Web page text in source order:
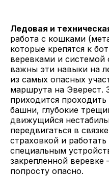
Ледовая и
работа с кошками
которые крепятся к
веревками и системой
важны эти навыки на
из самых опасных
маршрута на Эверест.
приходится проходить
башни, глубокие
движущийся
передвигаться в
страховкой и
специальным
закрепленной
попросту опасно.